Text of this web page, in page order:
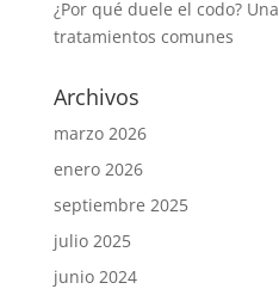
¿Por qué duele el codo?
tratamientos comunes
Archivos
marzo 2026
enero 2026
septiembre 2025
julio 2025
junio 2024